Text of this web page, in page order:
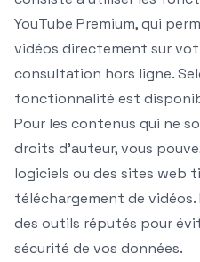
YouTube Premium, qui
vidéos directement sur
consultation hors ligne.
fonctionnalité est
Pour les contenus qui ne
droits d’auteur, vous
logiciels ou des sites web
téléchargement de
des outils réputés pour
sécurité de vos données.